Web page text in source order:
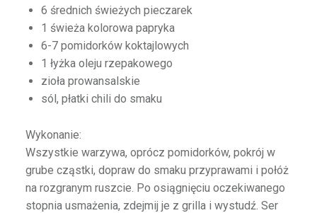
6 średnich świeżych pieczarek
1 świeża kolorowa papryka
6-7 pomidorków koktajlowych
1 łyżka oleju rzepakowego
zioła prowansalskie
sól, płatki chili do smaku
Wykonanie:
Wszystkie warzywa, oprócz pomidorków, pokrój w
grube cząstki, dopraw do smaku przyprawami i połóż
na rozgranym ruszcie. Po osiągnięciu oczekiwanego
stopnia usmażenia, zdejmij je z grilla i wystudź. Ser